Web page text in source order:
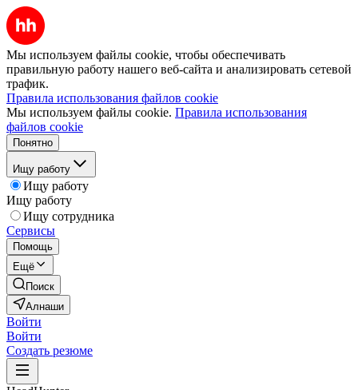
Мы используем файлы cookie, чтобы обеспечивать
правильную работу нашего веб-сайта и анализировать сетевой
трафик.
Правила использования файлов cookie
Мы используем файлы cookie. Правила использования
файлов cookie
Понятно
Ищу работу
Ищу работу
Ищу работу
Ищу сотрудника
Сервисы
Помощь
Ещё
Поиск
Алнаши
Войти
Войти
Создать резюме